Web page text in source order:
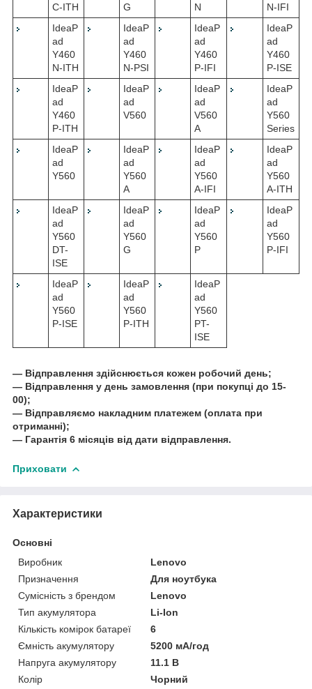
C-ITH
G
N
N-IFI
IdeaP
ad
Y460
N-ITH
IdeaP
ad
Y460
N-PSI
IdeaP
ad
Y460
P-IFI
IdeaP
ad
Y460
P-ISE
IdeaP
ad
Y460
P-ITH
IdeaP
ad
V560
IdeaP
ad
V560
A
IdeaP
ad
Y560
Series
IdeaP
ad
Y560
IdeaP
ad
Y560
A
IdeaP
ad
Y560
A-IFI
IdeaP
ad
Y560
A-ITH
IdeaP
ad
Y560
DT-
ISE
IdeaP
ad
Y560
G
IdeaP
ad
Y560
P
IdeaP
ad
Y560
P-IFI
IdeaP
ad
Y560
P-ISE
IdeaP
ad
Y560
P-ITH
IdeaP
ad
Y560
PT-
ISE
― Відправлення здійснюється кожен робочий день;
― Відправлення у день замовлення (при покупці до 15-
00);
― Відправляємо накладним платежем (оплата при
отриманні);
― Гарантія 6 місяців від дати відправлення.
Приховати
Характеристики
Основні
Виробник
Lenovo
Призначення
Для ноутбука
Сумісність з брендом
Lenovo
Тип акумулятора
Li-Ion
Кількість комірок батареї
6
Ємність акумулятору
5200 мА/год
Напруга акумулятору
11.1 В
Колір
Чорний